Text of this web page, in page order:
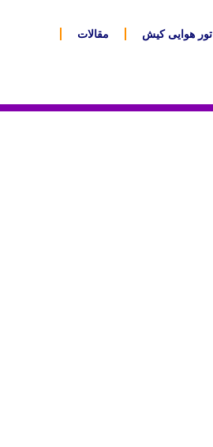
تور هوایی کیش مقالات